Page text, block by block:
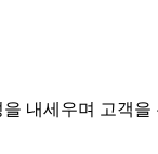
내세우며 고객